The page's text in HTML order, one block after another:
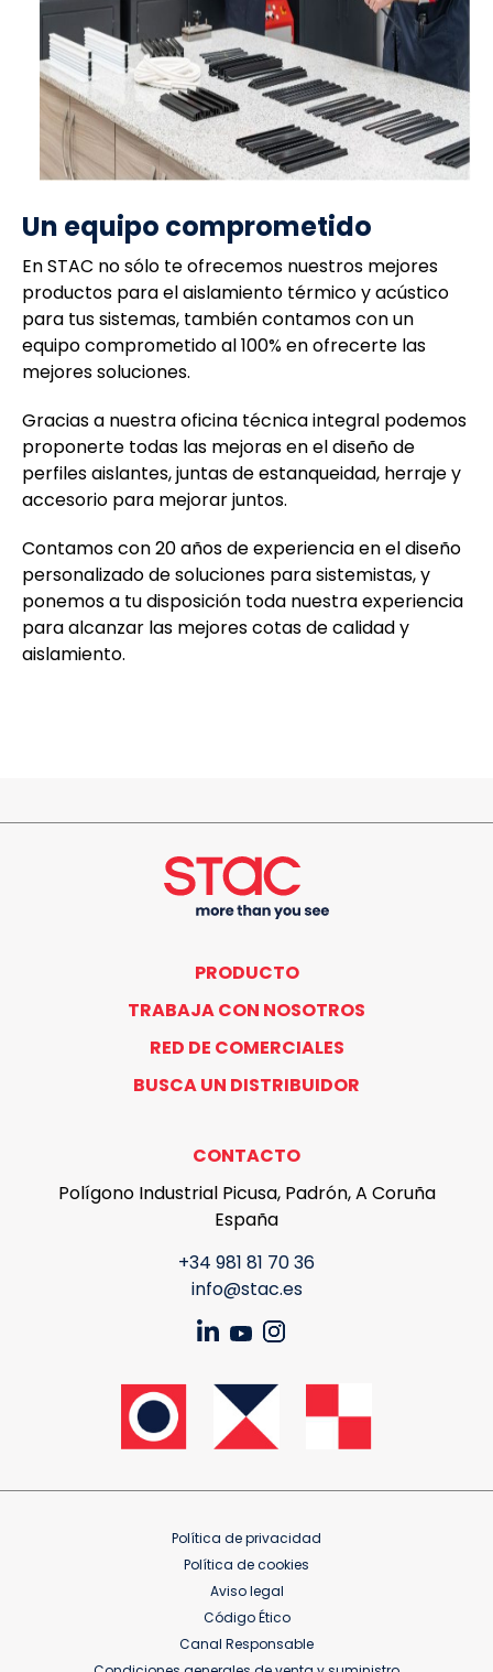
Un equipo comprometido
En STAC no sólo te ofrecemos nuestros mejores
productos para el aislamiento térmico y acústico
para tus sistemas, también contamos con un
equipo comprometido al 100% en ofrecerte las
mejores soluciones.
Gracias a nuestra oficina técnica integral podemos
proponerte todas las mejoras en el diseño de
perfiles aislantes, juntas de estanqueidad, herraje y
accesorio para mejorar juntos.
Contamos con 20 años de experiencia en el diseño
personalizado de soluciones para sistemistas, y
ponemos a tu disposición toda nuestra experiencia
para alcanzar las mejores cotas de calidad y
aislamiento.
PRODUCTO
TRABAJA CON NOSOTROS
RED DE COMERCIALES
BUSCA UN DISTRIBUIDOR
CONTACTO
Polígono Industrial Picusa, Padrón, A Coruña
España
+34 981 81 70 36
info@stac.es
Política de privacidad
Política de cookies
Aviso legal
Código Ético
Canal Responsable